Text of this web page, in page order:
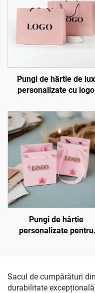
Pungi de hârtie de lux
personalizate cu logo
cumpărături boutique
propriul dvs. logo
Pungi de hârtie
personalizate pentru
de hârtie reciclată
cadou
Sacul de cumpărături
durabilitate